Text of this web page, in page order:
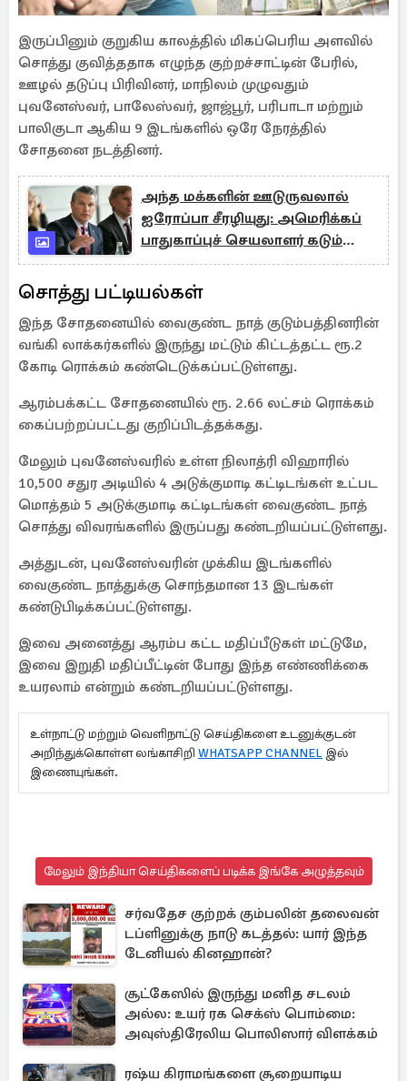
இருப்பினும் குறுகிய காலத்தில் மிகப்பெரிய அளவில்
சொத்து குவித்ததாக எழுந்த குற்றச்சாட்டின் பேரில்,
ஊழல் தடுப்பு பிரிவினர், மாநிலம் முழுவதும்
புவனேஸ்வர், பாலேஸ்வர், ஜாஜ்பூர், பரிபாடா மற்றும்
பாலிகுடா ஆகிய 9 இடங்களில் ஒரே நேரத்தில்
சோதனை நடத்தினர்.
அந்த மக்களின் ஊடுருவலால்
ஐரோப்பா சீரழியுது: அமெரிக்கப்
பாதுகாப்புச் செயலாளர் கடும்
விமர்சனம்
சொத்து பட்டியல்கள்
இந்த சோதனையில் வைகுண்ட நாத் குடும்பத்தினரின்
வங்கி லாக்கர்களில் இருந்து மட்டும் கிட்டத்தட்ட ரூ.2
கோடி ரொக்கம் கண்டெடுக்கப்பட்டுள்ளது.
ஆரம்பக்கட்ட சோதனையில் ரூ. 2.66 லட்சம் ரொக்கம்
கைப்பற்றப்பட்டது குறிப்பிடத்தக்கது.
மேலும் புவனேஸ்வரில் உள்ள நிலாத்ரி விஹாரில்
10,500 சதுர அடியில் 4 அடுக்குமாடி கட்டிடங்கள் உட்பட
மொத்தம் 5 அடுக்குமாடி கட்டிடங்கள் வைகுண்ட நாத்
சொத்து விவரங்களில் இருப்பது கண்டறியப்பட்டுள்ளது.
அத்துடன், புவனேஸ்வரின் முக்கிய இடங்களில்
வைகுண்ட நாத்துக்கு சொந்தமான 13 இடங்கள்
கண்டுபிடிக்கப்பட்டுள்ளது.
இவை அனைத்து ஆரம்ப கட்ட மதிப்பீடுகள் மட்டுமே,
இவை இறுதி மதிப்பீட்டின் போது இந்த எண்ணிக்கை
உயரலாம் என்றும் கண்டறியப்பட்டுள்ளது.
உள்நாட்டு மற்றும் வெளிநாட்டு செய்திகளை உடனுக்குடன்
அறிந்துக்கொள்ள லங்காசிறி WHATSAPP CHANNEL இல்
இணையுங்கள்.
மேலும் இந்தியா செய்திகளைப் படிக்க இங்கே அழுத்தவும்
சர்வதேச குற்றக் கும்பலின் தலைவன்
டப்ளினுக்கு நாடு கடத்தல்: யார் இந்த
டேனியல் கினஹான்?
சூட்கேஸில் இருந்து மனித சடலம்
அல்ல: உயர் ரக செக்ஸ் பொம்மை:
அவுஸ்திரேலிய பொலிஸார் விளக்கம்
ரஷ்ய கிராமங்களை சூறையாடிய